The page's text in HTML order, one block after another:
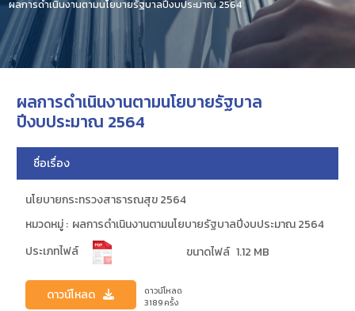
ผลการดำเนินงานตามนโยบายรัฐบาลปีงบประมาณ 2564
ผลการดำเนินงานตามนโยบายรัฐบาล
ปีงบประมาณ 2564
ชื่อเรื่อง
นโยบายกระทรวงสาธารณสุข 2564
หมวดหมู่ : ผลการดำเนินงานตามนโยบายรัฐบาลปีงบประมาณ 2564
ประเภทไฟล์
ขนาดไฟล์ 1.12 MB
ดาวน์โหลด
ดาวน์โหลด
3189ครั้ง